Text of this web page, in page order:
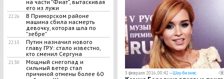
на части "Фиат", вытаскивая
его из лужи
22:26
В Приморском районе
машина сбила насмерть
девочку, которая шла по
"зебре"
22:15
Путин назначил нового
главу ГРУ: стало известно,
кто сменил Сергуна
21:30
Мощный снегопад и
сильный ветер стал
причиной отмены более 60
3 февраля 2016, 00:42 —Шоу-бизнес